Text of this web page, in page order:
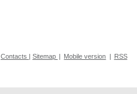
Contacts | Sitemap | Mobile version | RSS